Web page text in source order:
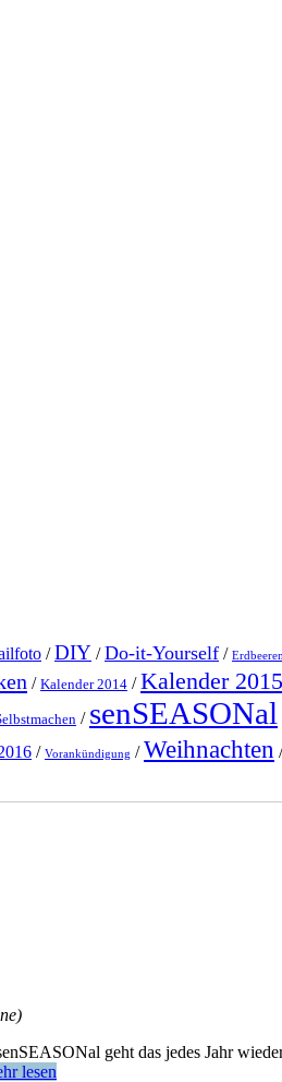
/DIY /Do-it-Yourself / Erdbeeren
/ Kalender 2014 /Kalender 2015
/ senSEASONal
/ Vorankündigung /Weihnachten
geht das jedes Jahr
lesen